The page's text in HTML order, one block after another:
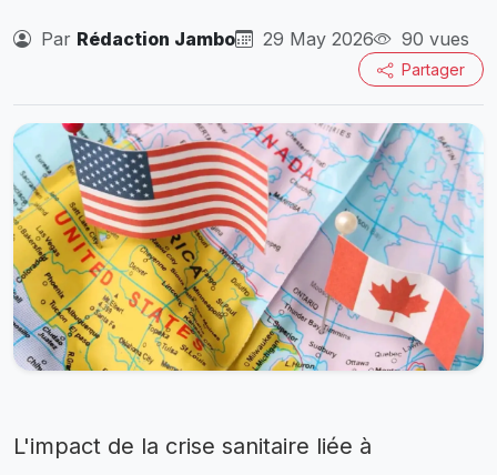
Par Rédaction Jambo 29 May 2026 90 vues
Partager
L'impact de la crise sanitaire liée à